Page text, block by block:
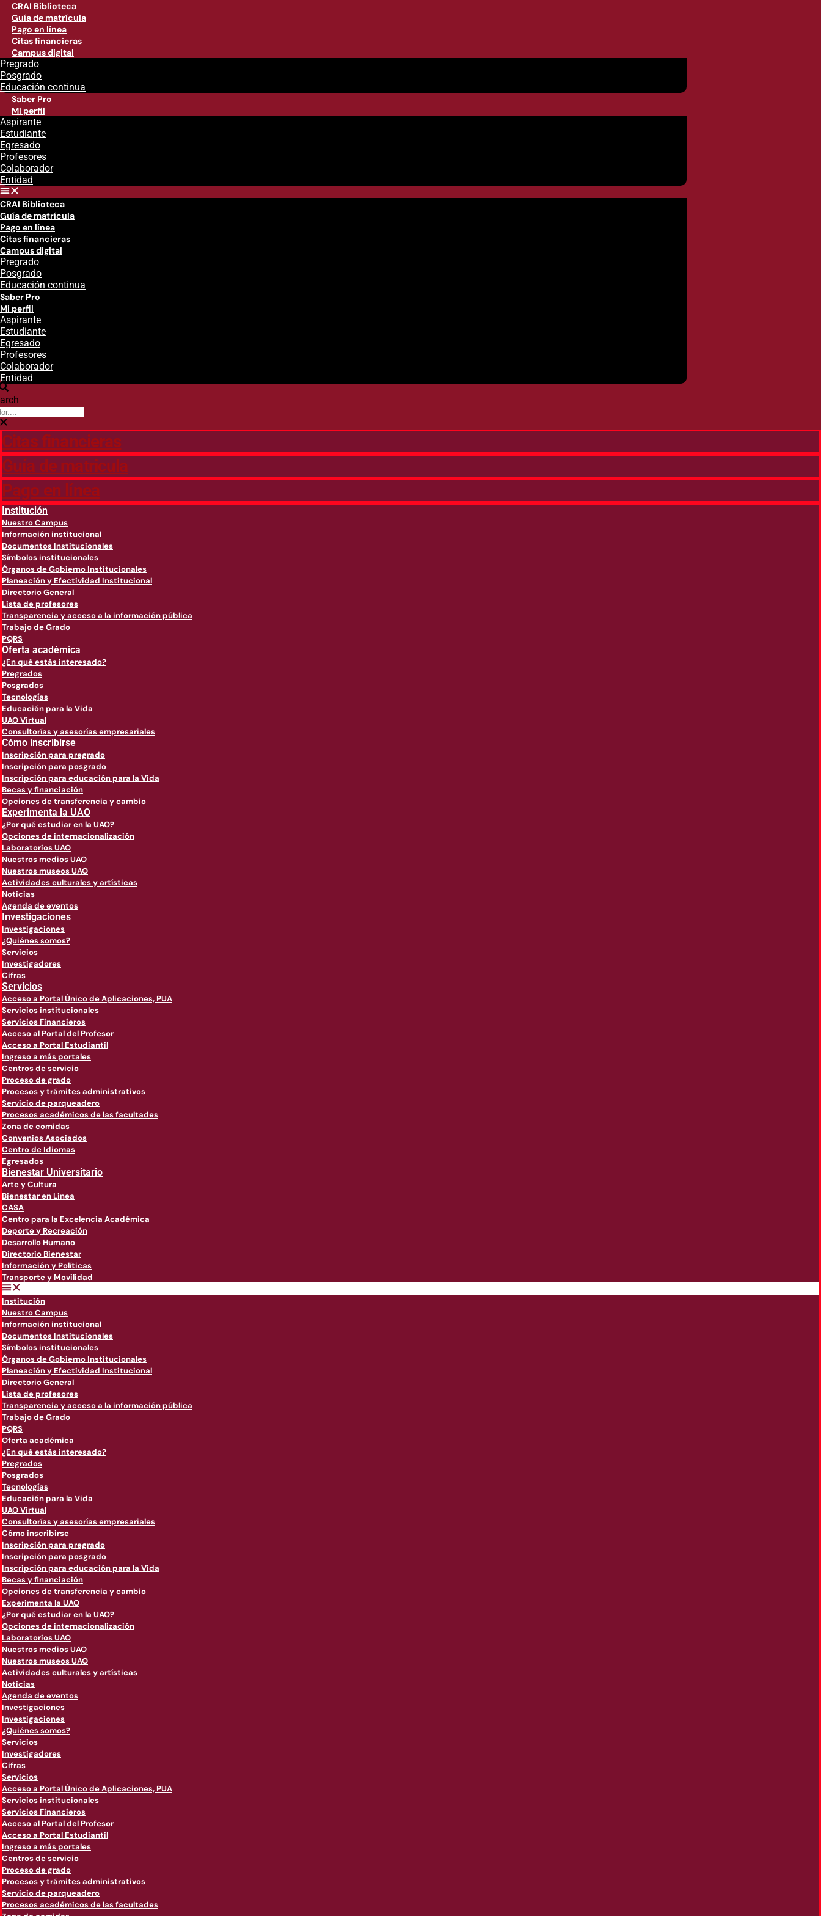
CRAI Biblioteca
Guía de matrícula
Pago en línea
Citas financieras
Campus digital
Pregrado
Posgrado
Educación continua
Saber Pro
Mi perfil
Aspirante
Estudiante
Egresado
Profesores
Colaborador
Entidad
CRAI Biblioteca
Guía de matrícula
Pago en línea
Citas financieras
Campus digital
Pregrado
Posgrado
Educación continua
Saber Pro
Mi perfil
Aspirante
Estudiante
Egresado
Profesores
Colaborador
Entidad
Citas financieras
Guía de matricula
Pago en línea
Institución
Nuestro Campus
Información institucional
Documentos Institucionales
Símbolos institucionales
Órganos de Gobierno Institucionales
Planeación y Efectividad Institucional
Directorio General
Lista de profesores
Transparencia y acceso a la información pública
Trabajo de Grado
PQRS
Oferta académica
¿En qué estás interesado?
Pregrados
Posgrados
Tecnologías
Educación para la Vida
UAO Virtual
Consultorías y asesorías empresariales
Cómo inscribirse
Inscripción para pregrado
Inscripción para posgrado
Inscripción para educación para la Vida
Becas y financiación
Opciones de transferencia y cambio
Experimenta la UAO
¿Por qué estudiar en la UAO?
Opciones de internacionalización
Laboratorios UAO
Nuestros medios UAO
Nuestros museos UAO
Actividades culturales y artísticas
Noticias
Agenda de eventos
Investigaciones
Investigaciones
¿Quiénes somos?
Servicios
Investigadores
Cifras
Servicios
Acceso a Portal Único de Aplicaciones, PUA
Servicios institucionales
Servicios Financieros
Acceso al Portal del Profesor
Acceso a Portal Estudiantil
Ingreso a más portales
Centros de servicio
Proceso de grado
Procesos y trámites administrativos
Servicio de parqueadero
Procesos académicos de las facultades
Zona de comidas
Convenios Asociados
Centro de Idiomas
Egresados
Bienestar Universitario
Arte y Cultura
Bienestar en Linea
CASA
Centro para la Excelencia Académica
Deporte y Recreación
Desarrollo Humano
Directorio Bienestar
Información y Políticas
Transporte y Movilidad
Institución
Nuestro Campus
Información institucional
Documentos Institucionales
Símbolos institucionales
Órganos de Gobierno Institucionales
Planeación y Efectividad Institucional
Directorio General
Lista de profesores
Transparencia y acceso a la información pública
Trabajo de Grado
PQRS
Oferta académica
¿En qué estás interesado?
Pregrados
Posgrados
Tecnologías
Educación para la Vida
UAO Virtual
Consultorías y asesorías empresariales
Cómo inscribirse
Inscripción para pregrado
Inscripción para posgrado
Inscripción para educación para la Vida
Becas y financiación
Opciones de transferencia y cambio
Experimenta la UAO
¿Por qué estudiar en la UAO?
Opciones de internacionalización
Laboratorios UAO
Nuestros medios UAO
Nuestros museos UAO
Actividades culturales y artísticas
Noticias
Agenda de eventos
Investigaciones
Investigaciones
¿Quiénes somos?
Servicios
Investigadores
Cifras
Servicios
Acceso a Portal Único de Aplicaciones, PUA
Servicios institucionales
Servicios Financieros
Acceso al Portal del Profesor
Acceso a Portal Estudiantil
Ingreso a más portales
Centros de servicio
Proceso de grado
Procesos y trámites administrativos
Servicio de parqueadero
Procesos académicos de las facultades